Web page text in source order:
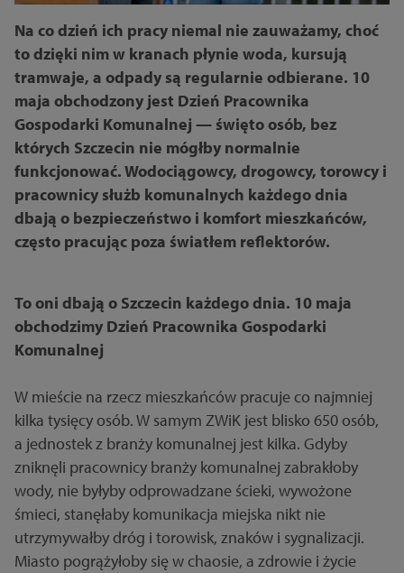
Na co dzień ich pracy niemal nie zauważamy, choć
to dzięki nim w kranach płynie woda, kursują
tramwaje, a odpady są regularnie odbierane. 10
maja obchodzony jest Dzień Pracownika
Gospodarki Komunalnej — święto osób, bez
których Szczecin nie mógłby normalnie
funkcjonować. Wodociągowcy, drogowcy, torowcy i
pracownicy służb komunalnych każdego dnia
dbają o bezpieczeństwo i komfort mieszkańców,
często pracując poza światłem reflektorów.
To oni dbają o Szczecin każdego dnia. 10 maja
obchodzimy Dzień Pracownika Gospodarki
Komunalnej
W mieście na rzecz mieszkańców pracuje co najmniej
kilka tysięcy osób. W samym ZWiK jest blisko 650 osób,
a jednostek z branży komunalnej jest kilka. Gdyby
zniknęli pracownicy branży komunalnej zabrakłoby
wody, nie byłyby odprowadzane ścieki, wywożone
śmieci, stanęłaby komunikacja miejska nikt nie
utrzymywałby dróg i torowisk, znaków i sygnalizacji.
Miasto pogrążyłoby się w chaosie, a zdrowie i życie